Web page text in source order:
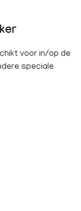
voor in/op de
speciale